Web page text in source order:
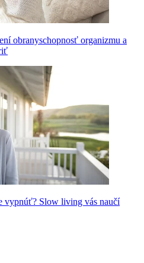
obranyschopnosť organizmu a
vypnúť? Slow living vás naučí